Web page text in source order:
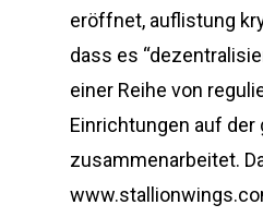
eröffnet, auflistung
dass es
einer Reihe von
Einrichtungen auf der
zusammenarbeitet.